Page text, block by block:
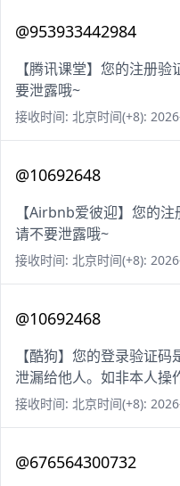
@953933442984
【腾讯课堂】您的注册
要泄露哦~
接收时间: 北京时间(+8):
@10692648
【Airbnb爱彼迎】您的
请不要泄露哦~
接收时间: 北京时间(+8):
@10692468
【酷狗】您的登录验证
泄漏给他人。如非本人操
接收时间: 北京时间(+8):
@676564300732